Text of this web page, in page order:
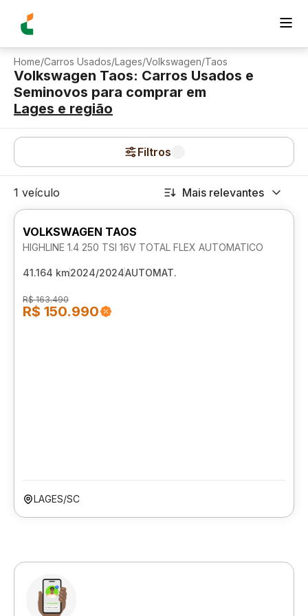
Home/Carros Usados/Lages/Volkswagen/Taos
Volkswagen Taos: Carros Usados e
Seminovos para comprar em
Lages e região
Filtros
1 veículo Mais relevantes
VOLKSWAGEN TAOS
HIGHLINE 1.4 250 TSI 16V TOTAL FLEX AUTOMATICO
41.164 km2024/2024AUTOMAT.
R$ 163.490
R$ 150.990
LAGES/SC